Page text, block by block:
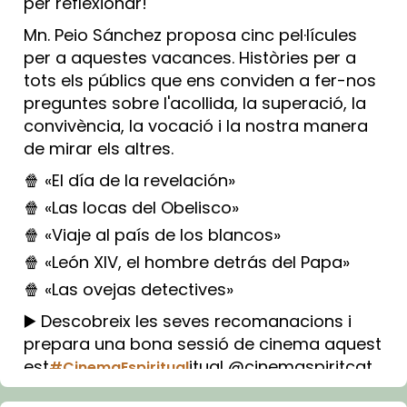
Mn. Peio Sánchez proposa cinc pel·lícules
per a aquestes vacances. Històries per a
tots els públics que ens conviden a fer-nos
preguntes sobre l'acollida, la superació, la
convivència, la vocació i la nostra manera
de mirar els altres.
🍿 «El día de la revelación»
🍿 «Las locas del Obelisco»
🍿 «Viaje al país de los blancos»
🍿 «León XIV, el hombre detrás del Papa»
🍿 «Las ovejas detectives»
▶️ Descobreix les seves recomanacions i
prepara una bona sessió de cinema aquest
est#CinemaEspiritualitual @cinemaspiritcat
Imatge: Generada amb IA (OpenAI)